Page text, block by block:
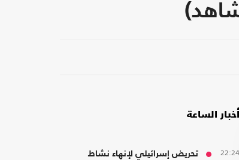
أخبار الساعة
22:24
تحريض إسرائيلي لإنهاء نشاط